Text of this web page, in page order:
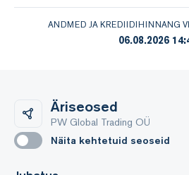
ANDMED JA KREDIIDIHINNANG
06.08.2026
Äriseosed
PW Global Trading OÜ
Näita kehtetuid seoseid